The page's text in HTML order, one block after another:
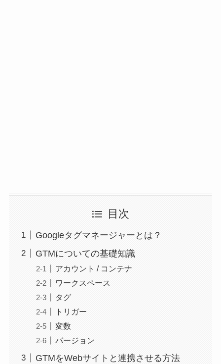
目次
Googleタグマネージャーとは？
GTMについての基礎知識
アカウント / コンテナ
ワークスペース
タグ
トリガー
変数
バージョン
GTMをWebサイトと連携させる方法